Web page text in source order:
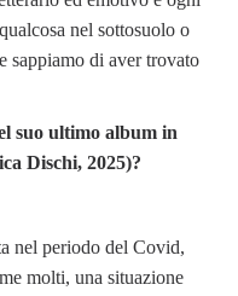
nel sottosuolo o
sappiamo di aver trovato
suo ultimo album in
Dischi, 2025)?
nel periodo del Covid,
molti, una situazione